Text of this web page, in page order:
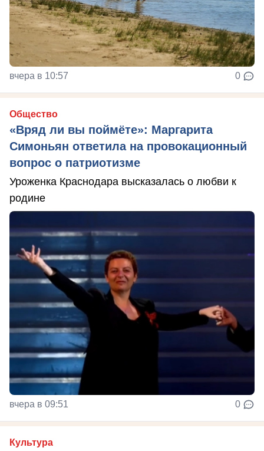
вчера в 10:57 0
Общество
«Вряд ли вы поймёте»: Маргарита
Симоньян ответила на провокационный
вопрос о патриотизме
Уроженка Краснодара высказалась о любви к
родине
вчера в 09:51 0
Культура